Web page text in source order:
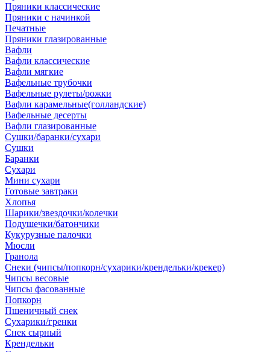
Пряники классические
Пряники с начинкой
Печатные
Пряники глазированные
Вафли
Вафли классические
Вафли мягкие
Вафельные трубочки
Вафельные рулеты/рожки
Вафли карамельные(голландские)
Вафельные десерты
Вафли глазированные
Сушки/баранки/сухари
Сушки
Баранки
Сухари
Мини сухари
Готовые завтраки
Хлопья
Шарики/звездочки/колечки
Подушечки/батончики
Кукурузные палочки
Мюсли
Гранола
Снеки (чипсы/попкорн/сухарики/крендельки/крекер)
Чипсы весовые
Чипсы фасованные
Попкорн
Пшеничный снек
Сухарики/гренки
Снек сырный
Крендельки